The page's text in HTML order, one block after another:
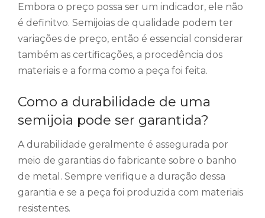
Embora o preço possa ser um indicador, ele não
é definitvo. Semijoias de qualidade podem ter
variações de preço, então é essencial considerar
também as certificações, a procedência dos
materiais e a forma como a peça foi feita.
Como a durabilidade de uma
semijoia pode ser garantida?
A durabilidade geralmente é assegurada por
meio de garantias do fabricante sobre o banho
de metal. Sempre verifique a duração dessa
garantia e se a peça foi produzida com materiais
resistentes.